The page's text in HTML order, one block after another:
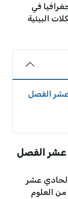
في
البيئية
عشر الفصل
عشر الفصل
عشر
العلوم